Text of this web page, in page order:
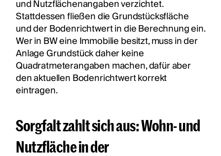
und Nutzflächenangaben verzichtet.
Stattdessen fließen die Grundstücksfläche
und der Bodenrichtwert in die Berechnung ein.
Wer in BW eine Immobilie besitzt, muss in der
Anlage Grundstück daher keine
Quadratmeterangaben machen, dafür aber
den aktuellen Bodenrichtwert korrekt
eintragen.
Sorgfalt zahlt sich aus: Wohn- und
Nutzfläche in der